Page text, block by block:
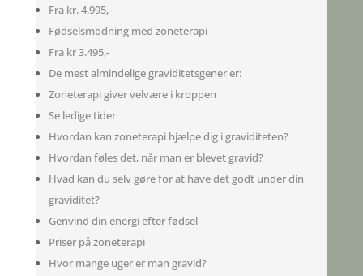
Fra kr. 4.995,-
Fødselsmodning med zoneterapi
Fra kr 3.495,-
De mest almindelige graviditetsgener er:
Zoneterapi giver velvære i kroppen
Se ledige tider
Hvordan kan zoneterapi hjælpe dig i graviditeten?
Hvordan føles det, når man er blevet gravid?
Hvad kan du selv gøre for at have det godt under din
graviditet?
Genvind din energi efter fødsel
Priser på zoneterapi
Hvor mange uger er man gravid?